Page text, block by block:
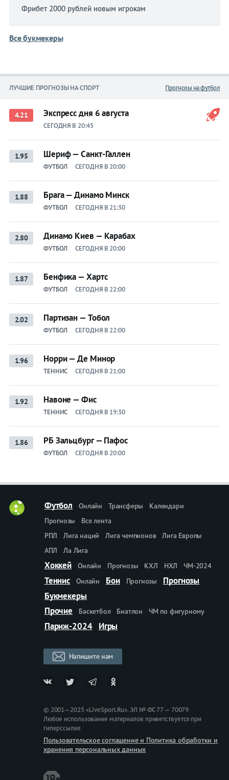
Фрибет 2000 рублей новым игрокам
Все букмекеры
ЛУЧШИЕ ПРОГНОЗЫ НА СПОРТ Прогнозы на футбол
4.21 Экспресс дня 6 августа
СЕГОДНЯ В 20:45
1.95 Шериф — Санкт-Галлен
ФУТБОЛ СЕГОДНЯ В 20:00
1.88 Брага — Динамо Минск
ФУТБОЛ СЕГОДНЯ В 21:30
2.80 Динамо Киев — Карабах
ФУТБОЛ СЕГОДНЯ В 20:00
1.87 Бенфика — Хартс
ФУТБОЛ СЕГОДНЯ В 22:00
2.02 Партизан — Тобол
ФУТБОЛ СЕГОДНЯ В 22:00
1.96 Норри — Де Минор
ТЕННИС СЕГОДНЯ В 21:00
1.92 Навоне — Фис
ТЕННИС СЕГОДНЯ В 19:30
1.86 РБ Зальцбург — Пафос
ФУТБОЛ СЕГОДНЯ В 20:00
Футбол Онлайн Трансферы
Календари
Прогнозы
Вся лента
РПЛ
Лига наций Лига чемпионов
Лига Европы
АПЛ
Ла Лига
Хоккей Онлайн Прогнозы КХЛ НХЛ ЧМ-2024
Теннис Онлайн Бои Прогнозы
Прогнозы
Букмекеры
Прочие
Баскетбол Биатлон ЧМ по фигурному
Париж-2024 Игры
Напишите нам
© 2001—2025 «LiveSport.Ru». ЭЛ № ФС 77 — 70079
Любое использование материалов приветствуется при
гиперссылке
Пользовательское соглашение и Политика обработки и
хранения персональных данных